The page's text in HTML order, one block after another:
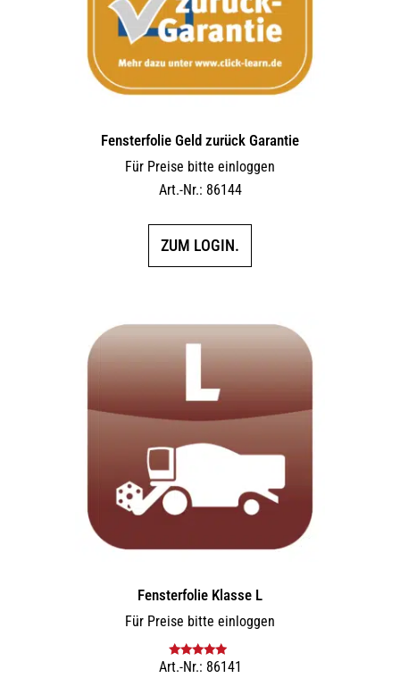
Fensterfolie Geld zurück Garantie
Für Preise bitte einloggen
Art.-Nr.: 86144
ZUM LOGIN.
Fensterfolie Klasse L
Für Preise bitte einloggen
Bewertet mit
Art.-Nr.: 86141